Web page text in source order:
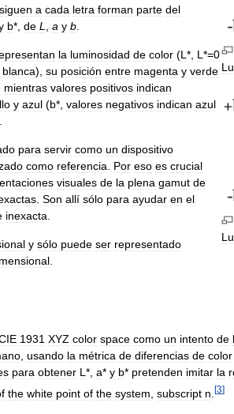
siguen a cada letra forman parte del
b*, de L a y b
la luminosidad de color (L *, L *=0
blanca), su posición entre magenta y verde
mientras valores positivos indican
y azul (b*, valores negativos indican azul
para servir como un dispositivo
como referencia Por eso es crucial
visuales de la plena gamut de
Son allí sólo para ayudar en el
inexacta
y sólo puede ser representado
1931 XYZ color space como un intento de
usando la métrica de diferencias de color
para obtener L *, a* y b* pretenden imitar la
the white point of the system subscript n [3]